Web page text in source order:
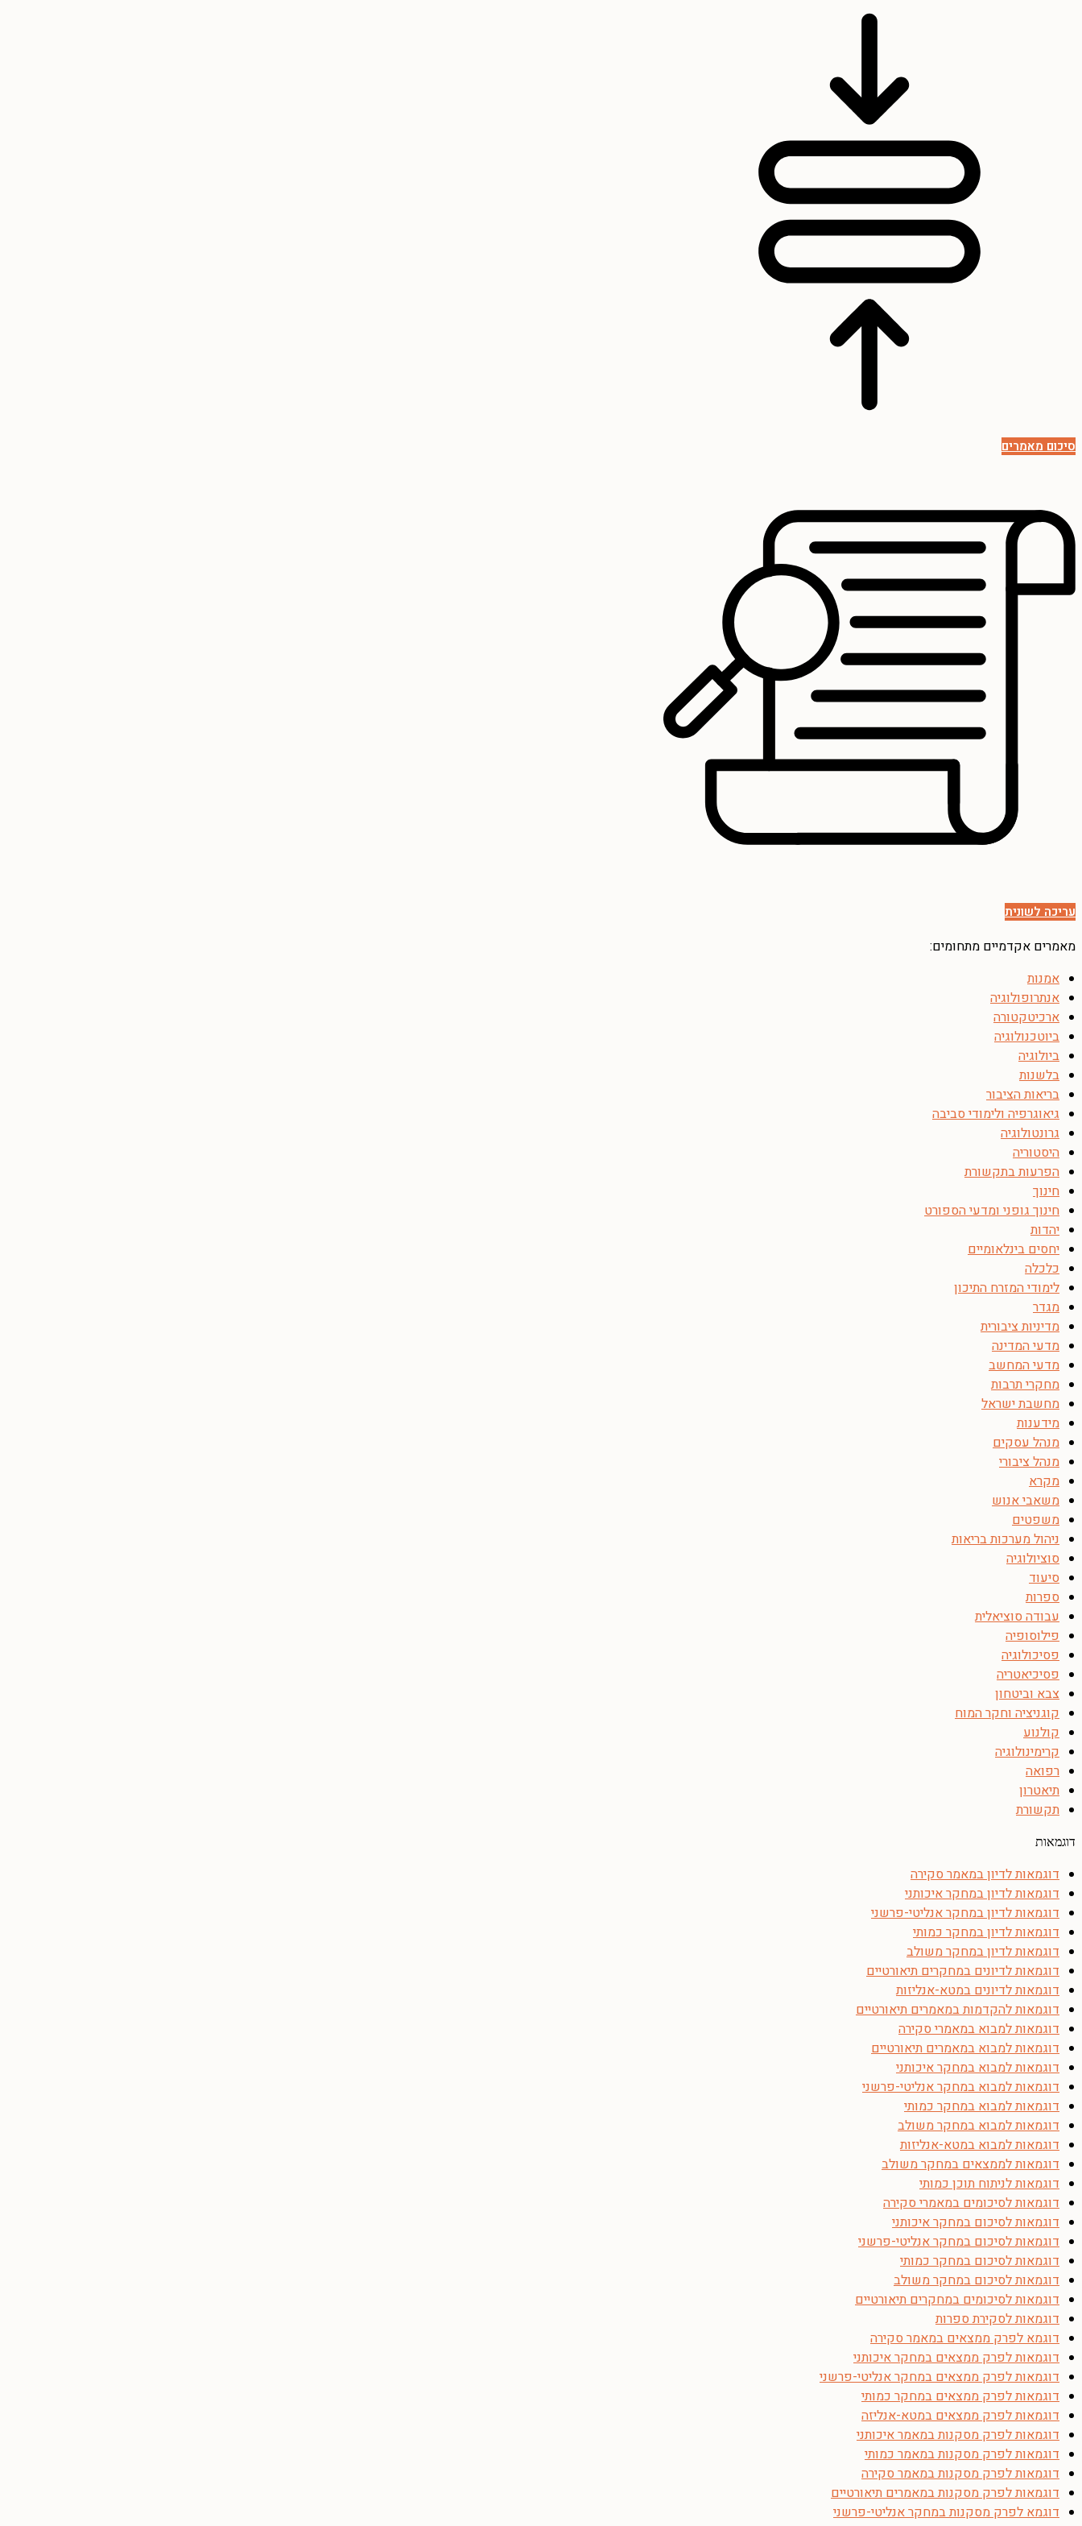
סיכום מאמרים
עריכה לשונית
מאמרים אקדמיים מתחומים:
אמנות
אנתרופולוגיה
ארכיטקטורה
ביוטכנולוגיה
ביולוגיה
בלשנות
בריאות הציבור
גיאוגרפיה ולימודי סביבה
גרונטולוגיה
היסטוריה
הפרעות בתקשורת
חינוך
חינוך גופני ומדעי הספורט
יהדות
יחסים בינלאומיים
כלכלה
לימודי המזרח התיכון
מגדר
מדיניות ציבורית
מדעי המדינה
מדעי המחשב
מחקרי תרבות
מחשבת ישראל
מידענות
מנהל עסקים
מנהל ציבורי
מקרא
משאבי אנוש
משפטים
ניהול מערכות בריאות
סוציולוגיה
סיעוד
ספרות
עבודה סוציאלית
פילוסופיה
פסיכולוגיה
פסיכיאטריה
צבא וביטחון
קוגניציה וחקר המוח
קולנוע
קרימינולוגיה
רפואה
תיאטרון
תקשורת
דוגמאות
דוגמאות לדיון במאמר סקירה
דוגמאות לדיון במחקר איכותני
דוגמאות לדיון במחקר אנליטי-פרשני
דוגמאות לדיון במחקר כמותי
דוגמאות לדיון במחקר משולב
דוגמאות לדיונים במחקרים תיאורטיים
דוגמאות לדיונים במטא-אנליזות
דוגמאות להקדמות במאמרים תיאורטיים
דוגמאות למבוא במאמרי סקירה
דוגמאות למבוא במאמרים תיאורטיים
דוגמאות למבוא במחקר איכותני
דוגמאות למבוא במחקר אנליטי-פרשני
דוגמאות למבוא במחקר כמותי
דוגמאות למבוא במחקר משולב
דוגמאות למבוא במטא-אנליזות
דוגמאות לממצאים במחקר משולב
דוגמאות לניתוח תוכן כמותי
דוגמאות לסיכומים במאמרי סקירה
דוגמאות לסיכום במחקר איכותני
דוגמאות לסיכום במחקר אנליטי-פרשני
דוגמאות לסיכום במחקר כמותי
דוגמאות לסיכום במחקר משולב
דוגמאות לסיכומים במחקרים תיאורטיים
דוגמאות לסקירת ספרות
דוגמא לפרק ממצאים במאמר סקירה
דוגמאות לפרק ממצאים במחקר איכותני
דוגמאות לפרק ממצאים במחקר אנליטי-פרשני
דוגמאות לפרק ממצאים במחקר כמותי
דוגמאות לפרק ממצאים במטא-אנליזה
דוגמאות לפרק מסקנות במאמר איכותני
דוגמאות לפרק מסקנות במאמר כמותי
דוגמאות לפרק מסקנות במאמר סקירה
דוגמאות לפרק מסקנות במאמרים תיאורטיים
דוגמא לפרק מסקנות במחקר אנליטי-פרשני